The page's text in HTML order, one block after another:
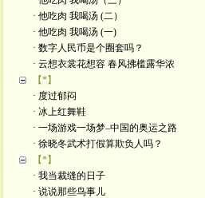
· 他吃肉 我喝汤 (二）
· 他吃肉 我喝汤 (一)
· 数字人民币是个圈套吗？
· 云想衣裳花想容 春风拂槛露华浓
【*】
· 度过郁闷
· 冰上红舞鞋
· 一场游戏一场梦–中国的奥运之路
· 徐晓冬武术打假算欺负人吗？
【*】
· 我当裁缝的日子
· 说说那些鸟事儿